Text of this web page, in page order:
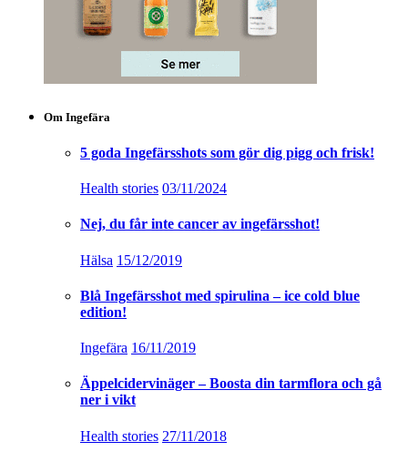
Om Ingefära
5 goda Ingefärsshots som gör dig pigg och frisk!
Health stories 03/11/2024
Nej, du får inte cancer av ingefärsshot!
Hälsa 15/12/2019
Blå Ingefärsshot med spirulina – ice cold blue
edition!
Ingefära 16/11/2019
Äppelcidervinäger – Boosta din tarmflora och gå
ner i vikt
Health stories 27/11/2018